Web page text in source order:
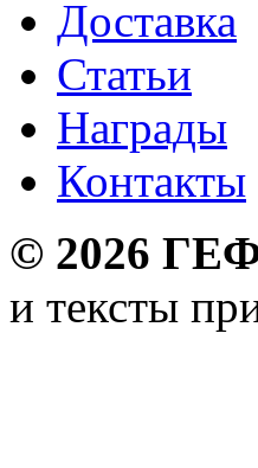
Доставка
Статьи
Награды
Контакты
© 2026
и тексты